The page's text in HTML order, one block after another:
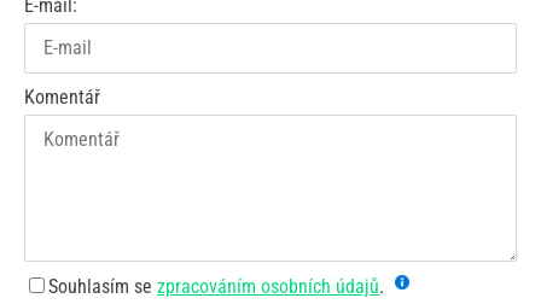
E-mail:
Komentář
Souhlasím se zpracováním osobních údajů.